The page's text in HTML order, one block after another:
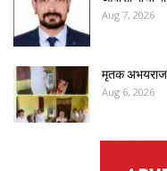
Aug 7, 2026
मृतक अभयराज
Aug 6, 2026